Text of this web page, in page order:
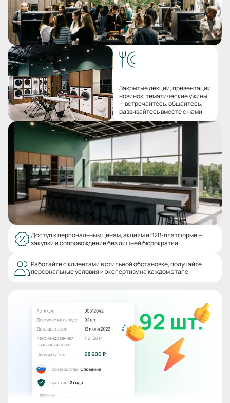
Закрытые лекции, презентации
новинок, тематические ужины
— встречайтесь, общайтесь,
развивайтесь вместе с нами.
Доступ к персональным ценам, акциям и B2B-платформе —
закупки и сопровождение без лишней бюрократии.
Работайте с клиентами в стильной обстановке, получайте
персональные условия и экспертизу на каждом этапе.